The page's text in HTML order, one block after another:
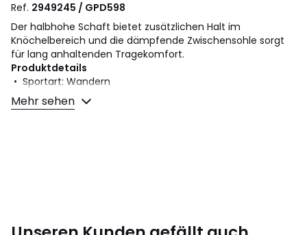
Ref. 2949245 / GPD598
Der halbhohe Schaft bietet zusätzlichen Halt im
Knöchelbereich und die dämpfende Zwischensohle sorgt
für lang anhaltenden Tragekomfort.
Produktdetails
• Sportart: Wandern
• Flacher Absatz
• Verschluss: Schnürung
Mehr sehen